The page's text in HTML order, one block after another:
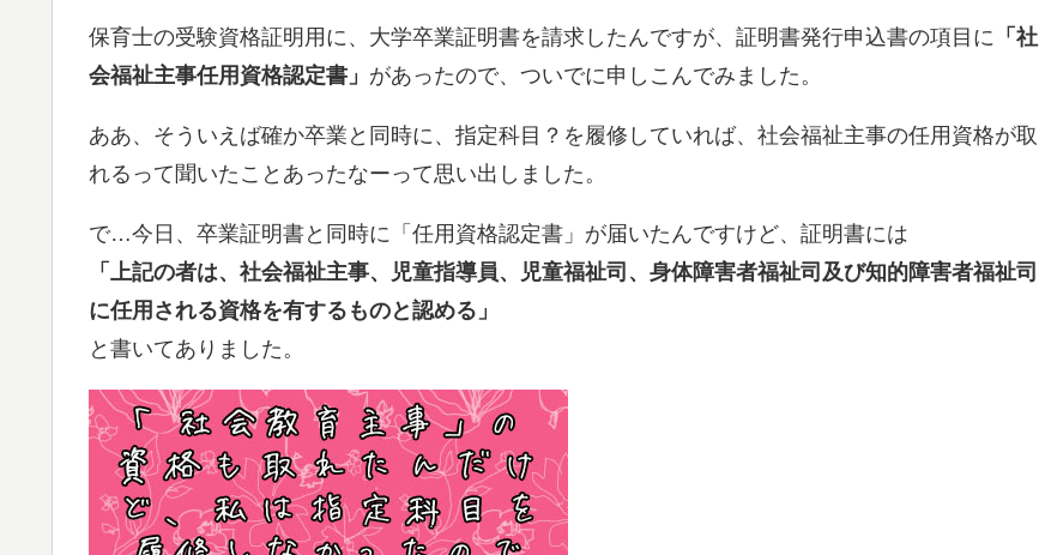
保育士の受験資格証明用に、大学卒業証明書を請求したんですが、証明書発行申込書の項目に 「社
会福祉主事任用資格認定書」 があったので、ついでに申しこんでみました。
ああ、そういえば確か卒業と同時に、指定科目？を履修していれば、社会福祉主事の任用資格が取
れるって聞いたことあったなーって思い出しました。
で…今日、卒業証明書と同時に「任用資格認定書」が届いたんですけど、証明書には
「上記の者は、社会福祉主事、児童指導員、児童福祉司、身体障害者福祉司及び知的障害者福祉司
に任用される資格を有するものと認める」
と書いてありました。